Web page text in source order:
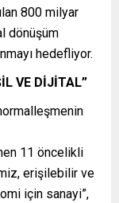
800 milyar
dönüşüm
hedefliyor.
VE DİJİTAL”
11 öncelikli
erişilebilir ve
için sanayi”,